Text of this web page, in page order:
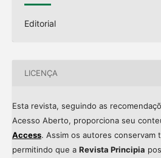
Editorial
LICENÇA
Esta revista, seguindo as
Acesso Aberto, proporciona seu
Access. Assim os autores conservam
permitindo que a Revista Principia